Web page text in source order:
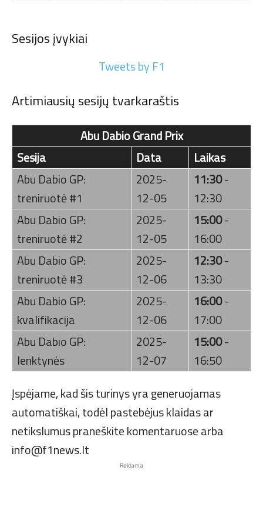
Sesijos įvykiai
Tweets by F1
Artimiausių sesijų tvarkaraštis
Abu Dabio Grand Prix
Sesija
Data
Laikas
Abu Dabio GP:
treniruotė #1
2025-
12-05
11:30-
12:30
Abu Dabio GP:
treniruotė #2
2025-
12-05
15:00-
16:00
Abu Dabio GP:
treniruotė #3
2025-
12-06
12:30-
13:30
Abu Dabio GP:
kvalifikacija
2025-
12-06
16:00-
17:00
Abu Dabio GP:
lenktynės
2025-
12-07
15:00-
16:50
Įspėjame, kad šis turinys yra generuojamas
automatiškai, todėl pastebėjus klaidas ar
netikslumus praneškite komentaruose arba
info@f1news.lt
Reklama